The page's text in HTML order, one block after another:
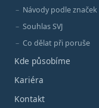
Návody podle značek
Souhlas SVJ
Co dělat při poruše
Kde působíme
Kariéra
Kontakt